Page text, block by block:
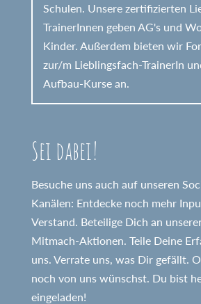
Schulen. Unsere zertifizierten
TrainerInnen geben AG's und
Kinder. Außerdem bieten wir
zur/m Lieblingsfach-TrainerIn
Aufbau-Kurse an.
Sei dabei!
Besuche uns auch auf unseren
Kanälen: Entdecke noch mehr
Verstand. Beteilige Dich an
Mitmach-Aktionen. Teile Deine
uns. Verrate uns, was Dir gefällt.
noch von uns wünschst. Du bist
eingeladen!